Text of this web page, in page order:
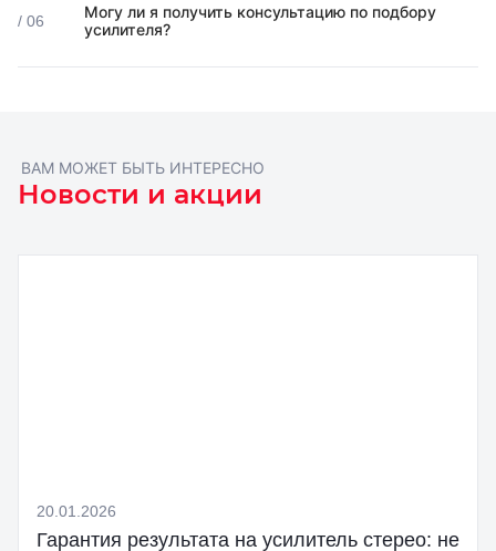
/ 06
Могу ли я получить консультацию по подбору
усилителя?
ВАМ МОЖЕТ БЫТЬ ИНТЕРЕСНО
Новости и акции
20.01.2026
Гарантия результата на усилитель стерео: не